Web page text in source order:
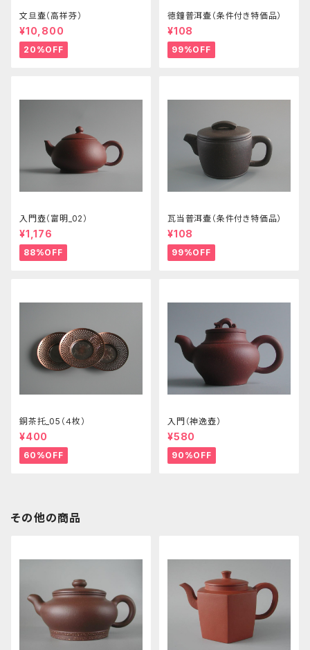
文旦壷（高祥芬）
¥10,800
20%OFF
徳鐘普洱壷（条件付き特価品）
¥108
99%OFF
入門壺（富明_02）
¥1,176
88%OFF
瓦当普洱壷（条件付き特価品）
¥108
99%OFF
銅茶托_05（４枚）
¥400
60%OFF
入門（神逸壺）
¥580
90%OFF
その他の商品